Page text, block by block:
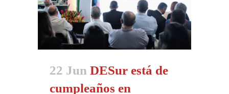
22 Jun DESur está de
cumpleaños en